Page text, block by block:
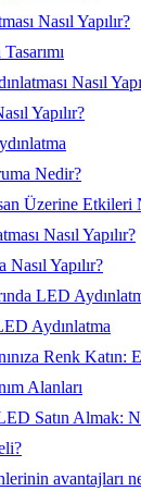
Nasıl Yapılır?
Nasıl
Yapılır?
Nedir?
Üzerine Etkileri
Nasıl Yapılır?
Yapılır?
LED
Aydınlatma
Renk Katın:
Alanları
Satın Almak:
avantajları